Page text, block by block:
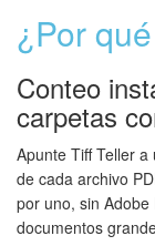
¿Por
Conteo
carpetas
Apunte Tiff Teller
de cada archivo
por uno, sin
documentos